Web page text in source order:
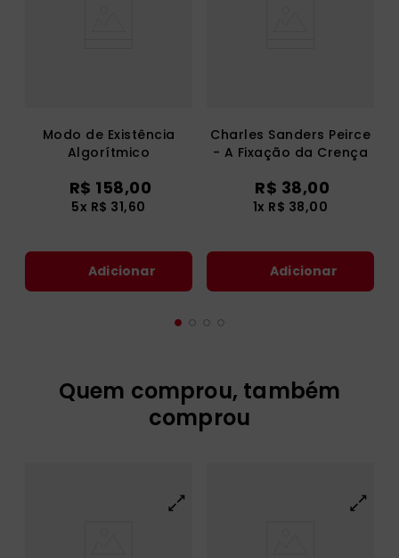
Modo de Existência
Algorítmico
R$ 158,00
5x R$ 31,60
Adicionar
Charles Sanders Peirce
- A Fixação da Crença
R$ 38,00
1x R$ 38,00
Adicionar
Quem comprou, também
comprou